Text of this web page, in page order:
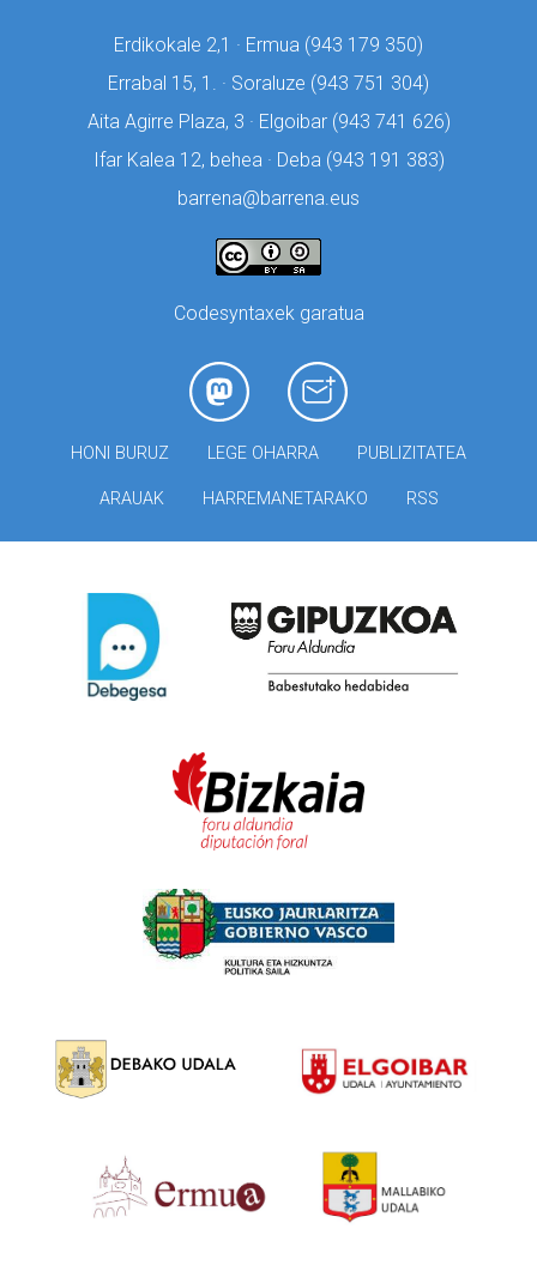
Erdikokale 2,1 · Ermua (943 179 350)
Errabal 15, 1. · Soraluze (943 751 304)
Aita Agirre Plaza, 3 · Elgoibar (943 741 626)
Ifar Kalea 12, behea · Deba (943 191 383)
barrena@barrena.eus
Codesyntaxek garatua
HONI BURUZ LEGE OHARRA PUBLIZITATEA
ARAUAK HARREMANETARAKO RSS